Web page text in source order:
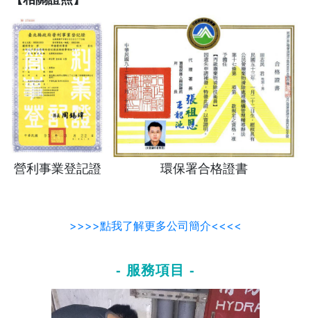
營利事業登記證 環保署合格證書
>>>>點我了解更多公司簡介<<<<
- 服務項目 -